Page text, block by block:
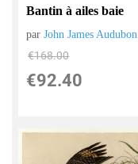
Bantin à ailes baie
parJohn James Audubon
€168.00
€92.40